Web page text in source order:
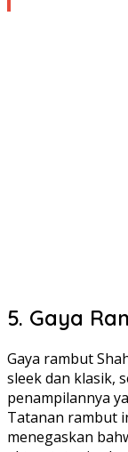
5. Gaya
Gaya rambut
sleek dan klasik,
penampilannya
Tatanan rambut
menegaskan